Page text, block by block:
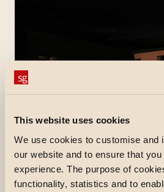
This website uses cookies
We use cookies to customise and
our website and to ensure that
experience. The purpose of
functionality, statistics and to